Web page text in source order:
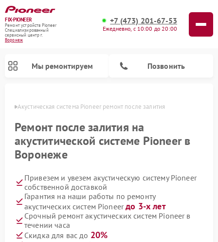
FIX-PIONEER
Ремонт устройств Pioneer
Специализированный
cервисный центр г.
Воронеж
+7 (473) 201-67-53
Ежедневно, с 10:00 до 20:00
Мы ремонтируем Позвонить
Акустическая система Pioneer ремонт после залития
Ремонт после залития на
акуститической системе Pioneer в
Воронеже
Привезем и увезем акустическую систему Pioneer
собственной доставкой
Гарантия на наши работы по ремонту
акустических систем Pioneerдо 3-х лет
Срочный ремонт акустических систем Pioneer в
течении часа
Скидка для вас до 20%